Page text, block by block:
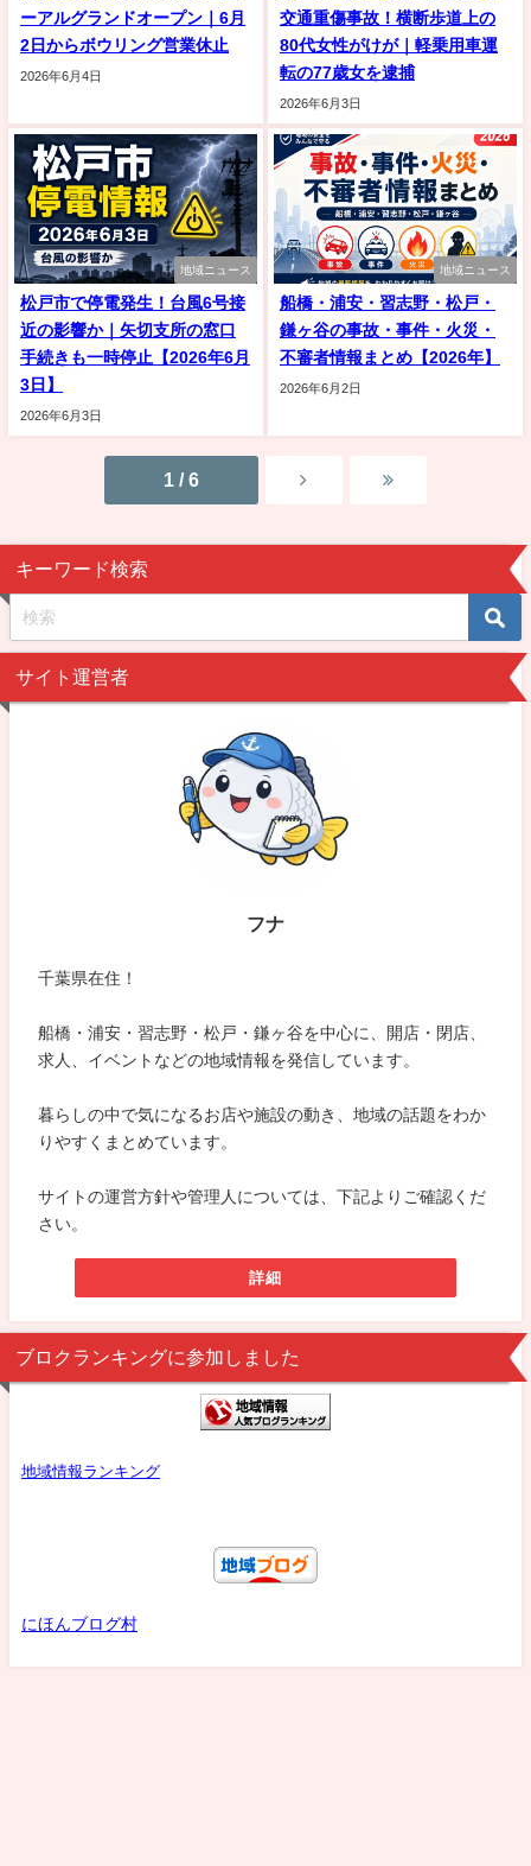
ーアルグランドオープン｜6月
2日からボウリング営業休止
2026年6月4日
交通重傷事故！横断歩道上の
80代女性がけが｜軽乗用車運
転の77歳女を逮捕
2026年6月3日
地域ニュース
松戸市で停電発生！台風6号接
近の影響か｜矢切支所の窓口
手続きも一時停止【2026年6月
3日】
2026年6月3日
地域ニュース
船橋・浦安・習志野・松戸・
鎌ヶ谷の事故・事件・火災・
不審者情報まとめ【2026年】
2026年6月2日
1 / 6
キーワード検索
サイト運営者
フナ
千葉県在住！
船橋・浦安・習志野・松戸・鎌ヶ谷を中心に、開店・閉店、
求人、イベントなどの地域情報を発信しています。
暮らしの中で気になるお店や施設の動き、地域の話題をわか
りやすくまとめています。
サイトの運営方針や管理人については、下記よりご確認くだ
さい。
詳細
ブロクランキングに参加しました
地域情報ランキング
にほんブログ村